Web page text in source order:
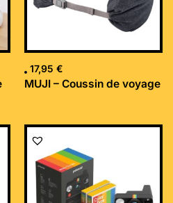
17,95 €
MUJI – Coussin de voyage
Le
initial
était :
169,99 €.
Le